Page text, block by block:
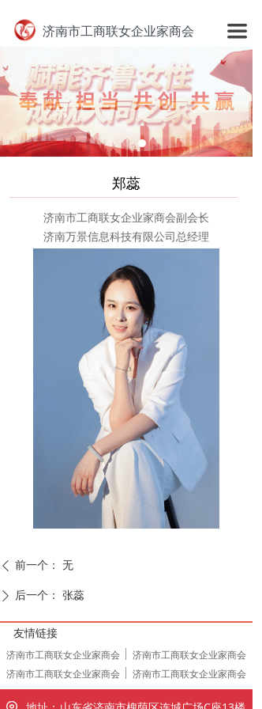
끀
网站首页
商会动态
公告栏
会员风采
商会党建
乡村振兴
济南市工商联女企业家商会
郑蕊
济南市工商联女企业家商会副会长
济南万景信息科技有限公司总经理
ꄴ 前一个： 无
ꄲ 后一个： 张蕊
友情链接
济南市工商联女企业家商会
济南市工商联女企业家商会
济南市工商联女企业家商会
济南市工商联女企业家商会